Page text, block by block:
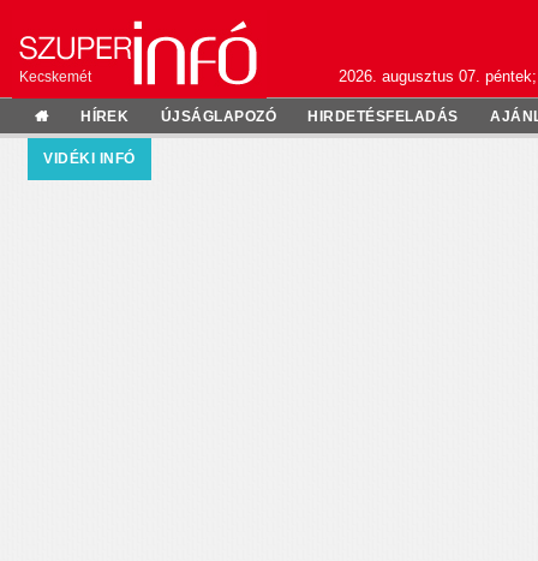
Kecskemét 2026. augusztus 07.
HÍREK ÚJSÁGLAPOZÓ HIRDETÉSFELADÁS
VIDÉKI INFÓ